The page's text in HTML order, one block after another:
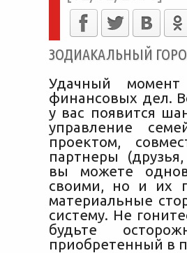
ЗОДИАКАЛЬНЫЙ
Удачный
финансовых дел.
у вас появится
управление
проектом,
партнеры
вы можете
своими, но и их
материальные
систему. Не
будьте
приобретенный в